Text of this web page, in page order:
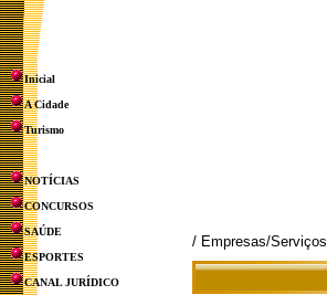
Inicial
A Cidade
Turismo
NOTÍCIAS
CONCURSOS
SAÚDE
ESPORTES
CANAL JURÍDICO
/ Empresas/Serviços